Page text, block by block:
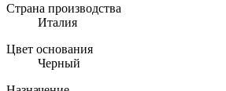
Страна производства
Италия
Цвет основания
Черный